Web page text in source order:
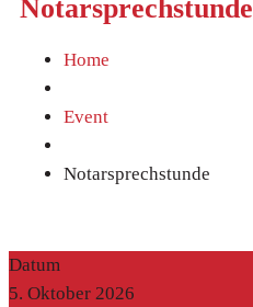
Notarsprechstunde
Home
Event
Notarsprechstunde
Datum
5. Oktober 2026